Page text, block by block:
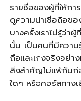
รายชื่อของผู้ที่ให้ก
ดูความน่าเชื่อถือข
บางครั้งเราไม่รู้ว่า
นั้น เป็นคนที่มีความ
ถือและเก่งจริงอย่า
สิ่งสำคัญไม่แพ้กันก่
ใดๆ หรือคอร์สทาง